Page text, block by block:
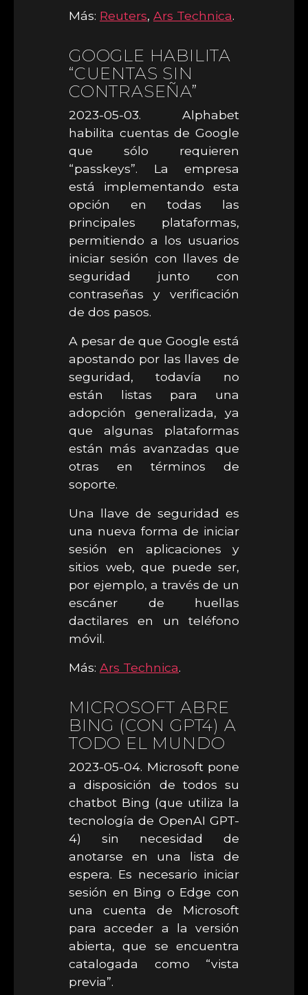
Más: Reuters, Ars Technica.
GOOGLE HABILITA
“CUENTAS SIN
CONTRASEÑA”
2023-05-03. Alphabet
habilita cuentas de Google
que sólo requieren
“passkeys”. La empresa
está implementando esta
opción en todas las
principales plataformas,
permitiendo a los usuarios
iniciar sesión con llaves de
seguridad junto con
contraseñas y verificación
de dos pasos.
A pesar de que Google está
apostando por las llaves de
seguridad, todavía no
están listas para una
adopción generalizada, ya
que algunas plataformas
están más avanzadas que
otras en términos de
soporte.
Una llave de seguridad es
una nueva forma de iniciar
sesión en aplicaciones y
sitios web, que puede ser,
por ejemplo, a través de un
escáner de huellas
dactilares en un teléfono
móvil.
Más: Ars Technica.
MICROSOFT ABRE
BING (CON GPT4) A
TODO EL MUNDO
2023-05-04. Microsoft pone
a disposición de todos su
chatbot Bing (que utiliza la
tecnología de OpenAI GPT-
4) sin necesidad de
anotarse en una lista de
espera. Es necesario iniciar
sesión en Bing o Edge con
una cuenta de Microsoft
para acceder a la versión
abierta, que se encuentra
catalogada como “vista
previa”.